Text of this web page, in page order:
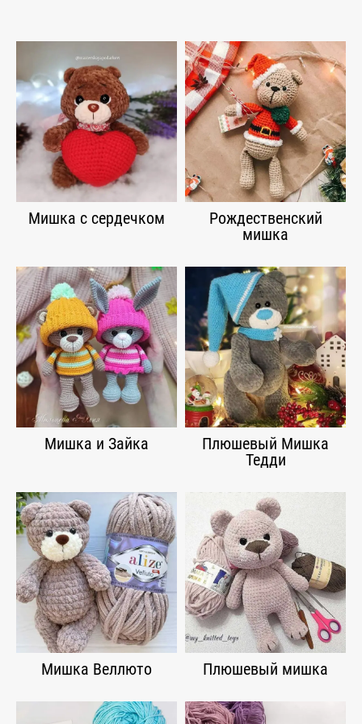
Мишка с сердечком
Рождественский
мишка
Мишка и Зайка
Плюшевый Мишка
Тедди
Мишка Веллюто Плюшевый мишка